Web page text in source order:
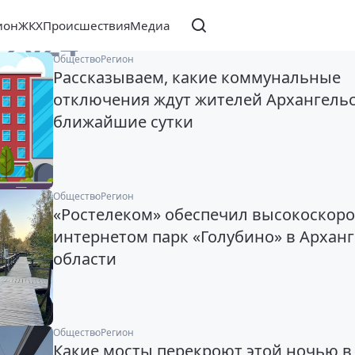
ЖКХПроисшествияМедиа
ОбществоРегион
Рассказываем, какие коммунальные
отключения ждут жителей
ближайшие сутки
ОбществоРегион
«Ростелеком» обеспечил
интернетом парк «Голубино» в
области
ОбществоРегион
Какие мосты перекроют этой ночью в